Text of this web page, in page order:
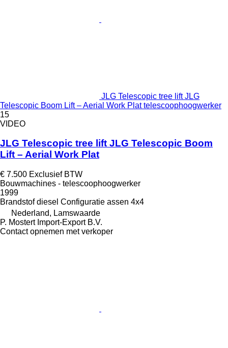
JLG Telescopic tree lift JLG
Telescopic Boom Lift – Aerial Work Plat telescoophoogwerker
15
VIDEO
JLG Telescopic tree lift JLG Telescopic Boom
Lift – Aerial Work Plat
€ 7.500 Exclusief BTW
Bouwmachines - telescoophoogwerker
1999
Brandstof diesel Configuratie assen 4x4
Nederland, Lamswaarde
P. Mostert Import-Export B.V.
Contact opnemen met verkoper